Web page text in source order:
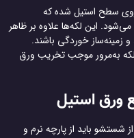
سطح استیل شده که
این لکه‌ها علاوه بر ظاهر
و زمینه‌ساز خوردگی باشند.
به‌مرور موجب تخریب ورق
استیل
باید از پارچه نرم و